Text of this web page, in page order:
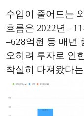
수입이 줄어드는
흐름은 2022년
–628억원 등 매년
오히려 투자로 인
착실히 다져왔다